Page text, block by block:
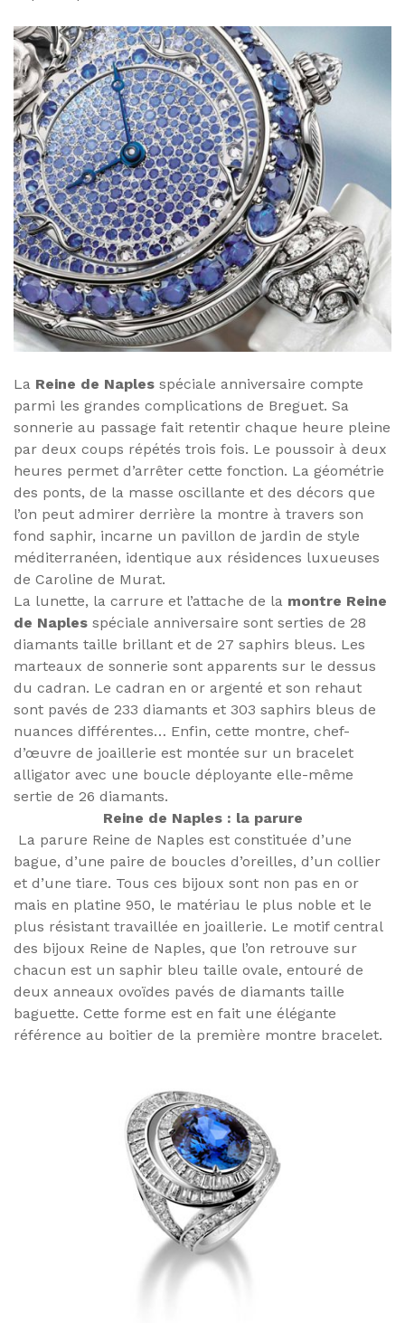
La Reine de Naples spéciale anniversaire compte
parmi les grandes complications de Breguet. Sa
sonnerie au passage fait retentir chaque heure pleine
par deux coups répétés trois fois. Le poussoir à deux
heures permet d’arrêter cette fonction. La géométrie
des ponts, de la masse oscillante et des décors que
l’on peut admirer derrière la montre à travers son
fond saphir, incarne un pavillon de jardin de style
méditerranéen, identique aux résidences luxueuses
de Caroline de Murat.
La lunette, la carrure et l’attache de la montre Reine
de Naples spéciale anniversaire sont serties de 28
diamants taille brillant et de 27 saphirs bleus. Les
marteaux de sonnerie sont apparents sur le dessus
du cadran. Le cadran en or argenté et son rehaut
sont pavés de 233 diamants et 303 saphirs bleus de
nuances différentes… Enfin, cette montre, chef-
d’œuvre de joaillerie est montée sur un bracelet
alligator avec une boucle déployante elle-même
sertie de 26 diamants.
Reine de Naples : la parure
La parure Reine de Naples est constituée d’une
bague, d’une paire de boucles d’oreilles, d’un collier
et d’une tiare. Tous ces bijoux sont non pas en or
mais en platine 950, le matériau le plus noble et le
plus résistant travaillée en joaillerie. Le motif central
des bijoux Reine de Naples, que l’on retrouve sur
chacun est un saphir bleu taille ovale, entouré de
deux anneaux ovoïdes pavés de diamants taille
baguette. Cette forme est en fait une élégante
référence au boitier de la première montre bracelet.